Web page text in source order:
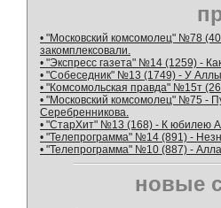
• "Московский комсомолец" №78
закомплексовали.
• "Экспресс газета" №14 (1259) -
• "Собеседник" №13 (1749) - У
• "Комсомольская правда" №15т
• "Московский комсомолец" №75 -
Серебренникова.
• "СтарХит" №13 (168) - К юбилею
• "Телепрограмма" №14 (891) -
• "Телепрограмма" №10 (887) -
новые